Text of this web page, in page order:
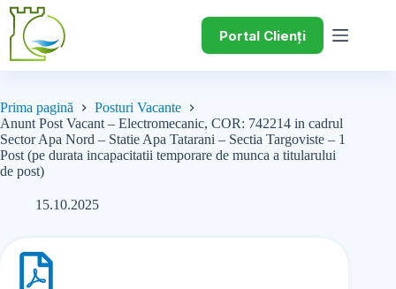
Portal Clienți
Prima pagină
Posturi Vacante
Anunt Post Vacant – Electromecanic, COR: 742214 in cadrul
Sector Apa Nord – Statie Apa Tatarani – Sectia Targoviste – 1
Post (pe durata incapacitatii temporare de munca a titularului
de post)
15.10.2025